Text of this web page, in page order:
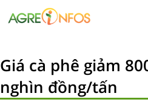
Giá cà phê giảm
nghìn đồng/tấn